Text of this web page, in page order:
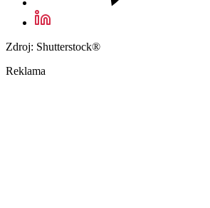
Zdroj: Shutterstock®
Reklama